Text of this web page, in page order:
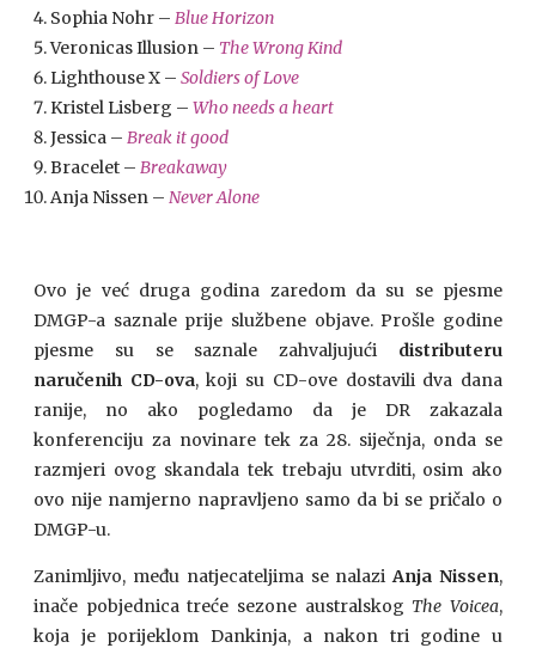
Sophia Nohr – Blue Horizon
Veronicas Illusion – The Wrong Kind
Lighthouse X – Soldiers of Love
Kristel Lisberg – Who needs a heart
Jessica – Break it good
Bracelet – Breakaway
Anja Nissen – Never Alone
Ovo je već druga godina zaredom da su se pjesme
DMGP-a saznale prije službene objave. Prošle godine
pjesme su se saznale zahvaljujući distributeru
naručenih CD-ova, koji su CD-ove dostavili dva dana
ranije, no ako pogledamo da je DR zakazala
konferenciju za novinare tek za 28. siječnja, onda se
razmjeri ovog skandala tek trebaju utvrditi, osim ako
ovo nije namjerno napravljeno samo da bi se pričalo o
DMGP-u.
Zanimljivo, među natjecateljima se nalaziAnja Nissen,
inače pobjednica treće sezone australskog The Voicea,
koja je porijeklom Dankinja, a nakon tri godine u